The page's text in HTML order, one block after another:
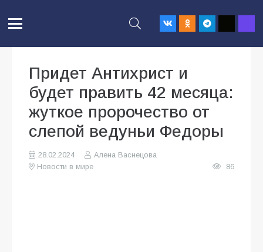
Придет Антихрист и
будет править 42 месяца:
жуткое пророчество от
слепой ведуньи Федоры
28.02.2024
Алена Васнецова
Новости в мире
86